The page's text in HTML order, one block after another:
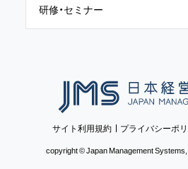
研修・セミナー
日本経営シス
サイト利用規約 プライバシーポ
copyright © Japan Management